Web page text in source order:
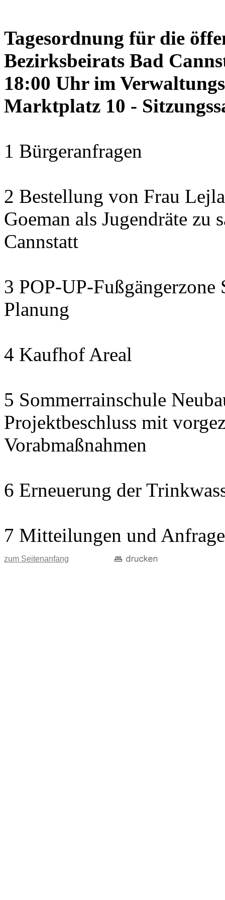
Tagesordnung für die
Bezirksbeirats Bad
18:00 Uhr im
Marktplatz 10 -
1 Bürgeranfragen
2 Bestellung von Frau
Goeman als Jugendräte
Cannstatt
3 POP-UP-Fußgängerzone
Planung
4 Kaufhof Areal
5 Sommerrainschule
Projektbeschluss mit
Vorabmaßnahmen
6 Erneuerung der
7 Mitteilungen und
zum Seitenanfang